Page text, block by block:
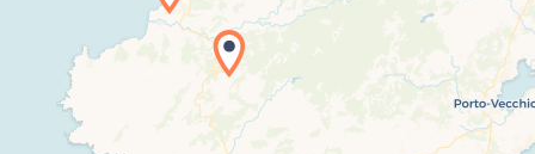
Chargement de la carte en cours...